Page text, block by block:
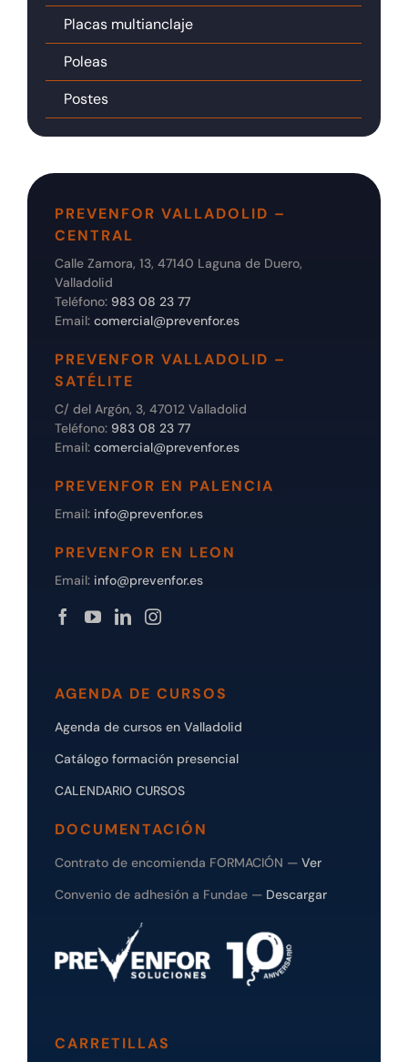
Placas multianclaje
Poleas
Postes
PREVENFOR VALLADOLID –
CENTRAL
Calle Zamora, 13, 47140 Laguna de Duero,
Valladolid
Teléfono: 983 08 23 77
Email: comercial@prevenfor.es
PREVENFOR VALLADOLID –
SATÉLITE
C/ del Argón, 3, 47012 Valladolid
Teléfono: 983 08 23 77
Email: comercial@prevenfor.es
PREVENFOR EN PALENCIA
Email: info@prevenfor.es
PREVENFOR EN LEON
Email: info@prevenfor.es
AGENDA DE CURSOS
Agenda de cursos en Valladolid
Catálogo formación presencial
CALENDARIO CURSOS
DOCUMENTACIÓN
Contrato de encomienda FORMACIÓN — Ver
Convenio de adhesión a Fundae — Descargar
CARRETILLAS